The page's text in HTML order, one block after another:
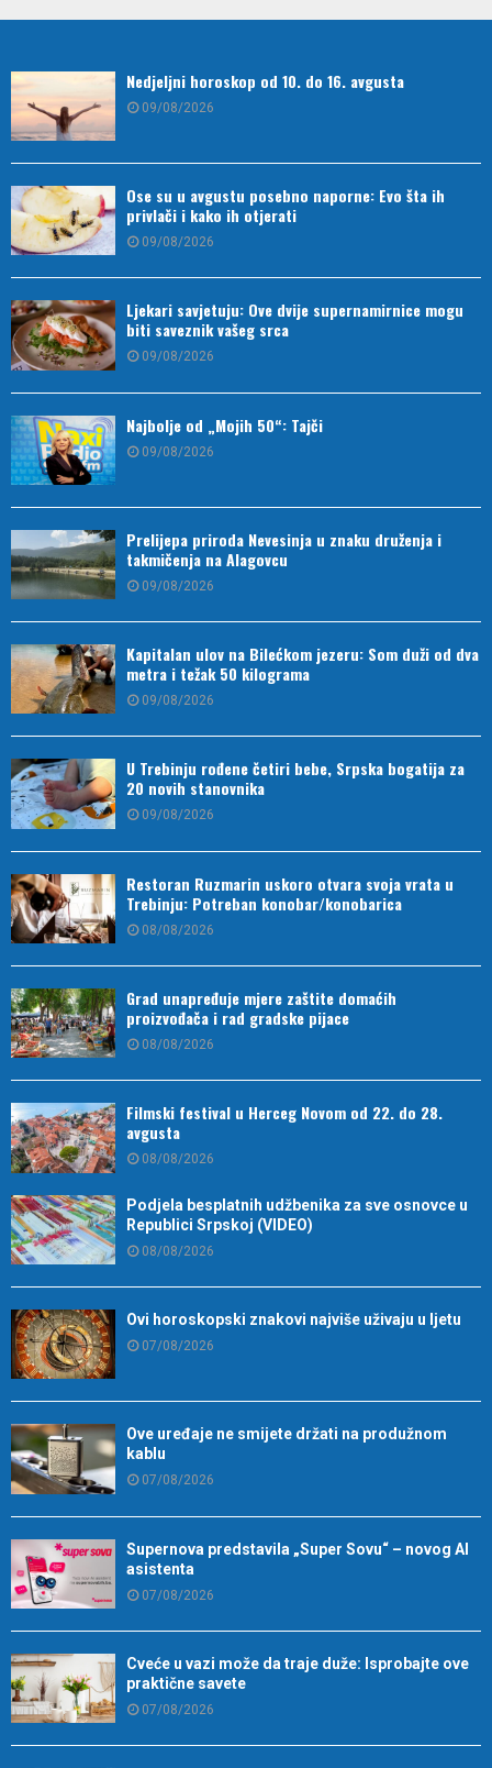
Nedjeljni horoskop od 10. do 16. avgusta
09/08/2026
Ose su u avgustu posebno naporne: Evo šta ih
privlači i kako ih otjerati
09/08/2026
Ljekari savjetuju: Ove dvije supernamirnice mogu
biti saveznik vašeg srca
09/08/2026
Najbolje od „Mojih 50“: Tajči
09/08/2026
Prelijepa priroda Nevesinja u znaku druženja i
takmičenja na Alagovcu
09/08/2026
Kapitalan ulov na Bilećkom jezeru: Som duži od dva
metra i težak 50 kilograma
09/08/2026
U Trebinju rođene četiri bebe, Srpska bogatija za
20 novih stanovnika
09/08/2026
Restoran Ruzmarin uskoro otvara svoja vrata u
Trebinju: Potreban konobar/konobarica
08/08/2026
Grad unapređuje mjere zaštite domaćih
proizvođača i rad gradske pijace
08/08/2026
Filmski festival u Herceg Novom od 22. do 28.
avgusta
08/08/2026
Podjela besplatnih udžbenika za sve osnovce u
Republici Srpskoj (VIDEO)
08/08/2026
Ovi horoskopski znakovi najviše uživaju u ljetu
07/08/2026
Ove uređaje ne smijete držati na produžnom
kablu
07/08/2026
Supernova predstavila „Super Sovu“ – novog AI
asistenta
07/08/2026
Cveće u vazi može da traje duže: Isprobajte ove
praktične savete
07/08/2026